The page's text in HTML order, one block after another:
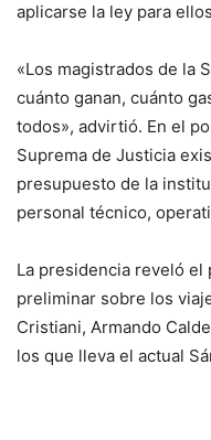
aplicarse la ley para
«Los magistrados de la
cuánto ganan, cuánto
todos», advirtió. En el
Suprema de Justicia
presupuesto de la
personal técnico,
La presidencia reveló
preliminar sobre los
Cristiani, Armando
los que lleva el actual